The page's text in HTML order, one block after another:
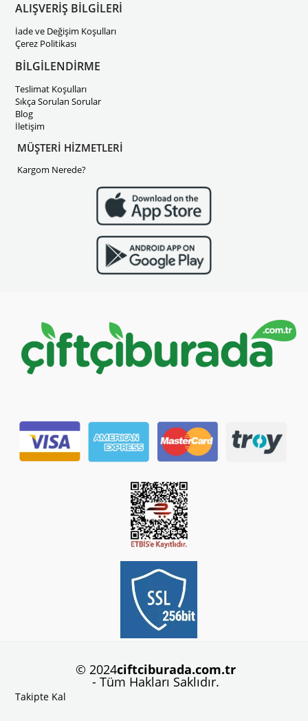
ALIŞVERİŞ BİLGİLERİ
İade ve Değişim Koşulları
Çerez Politikası
BİLGİLENDİRME
Teslimat Koşulları
Sıkça Sorulan Sorular
Blog
İletişim
MÜŞTERİ HİZMETLERİ
Kargom Nerede?
© 2024ciftciburada.com.tr
- Tüm Hakları Saklıdır.
Takipte Kal